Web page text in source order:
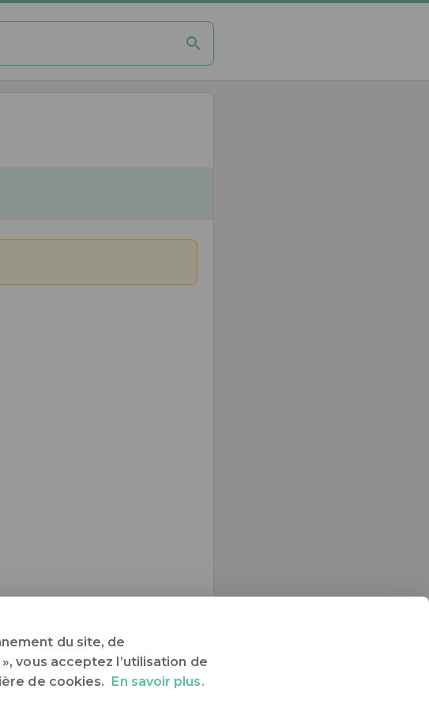
du site, de
vous acceptez l’utilisation de
de cookies. En savoir plus.